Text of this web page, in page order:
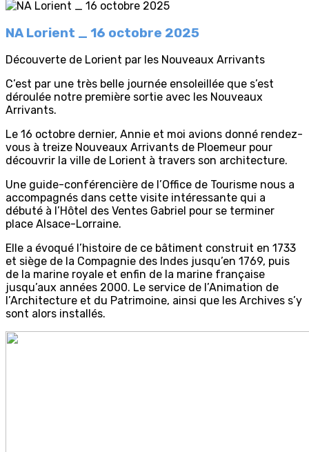
NA Lorient _ 16 octobre 2025
Découverte de Lorient par les Nouveaux Arrivants
C’est par une très belle journée ensoleillée que s’est
déroulée notre première sortie avec les Nouveaux
Arrivants.
Le 16 octobre dernier, Annie et moi avions donné rendez-
vous à treize Nouveaux Arrivants de Ploemeur pour
découvrir la ville de Lorient à travers son architecture.
Une guide-conférencière de l’Office de Tourisme nous a
accompagnés dans cette visite intéressante qui a
débuté à l’Hôtel des Ventes Gabriel pour se terminer
place Alsace-Lorraine.
Elle a évoqué l’histoire de ce bâtiment construit en 1733
et siège de la Compagnie des Indes jusqu’en 1769, puis
de la marine royale et enfin de la marine française
jusqu’aux années 2000. Le service de l’Animation de
l’Architecture et du Patrimoine, ainsi que les Archives s’y
sont alors installés.